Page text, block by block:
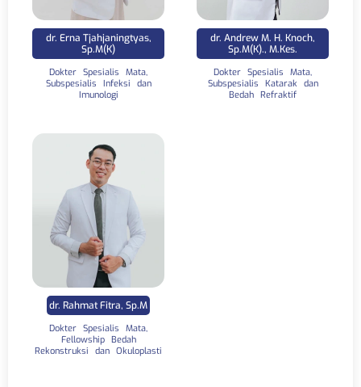
dr. Erna Tjahjaningtyas,
Sp.M(K)
Dokter Spesialis Mata,
Subspesialis Infeksi dan
Imunologi
dr. Andrew M. H. Knoch,
Sp.M(K)., M.Kes.
Dokter Spesialis Mata,
Subspesialis Katarak dan
Bedah Refraktif
dr. Rahmat Fitra, Sp.M
Dokter Spesialis Mata,
Fellowship Bedah
Rekonstruksi dan Okuloplasti